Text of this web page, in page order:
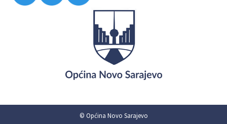
© Općina Novo Sarajevo